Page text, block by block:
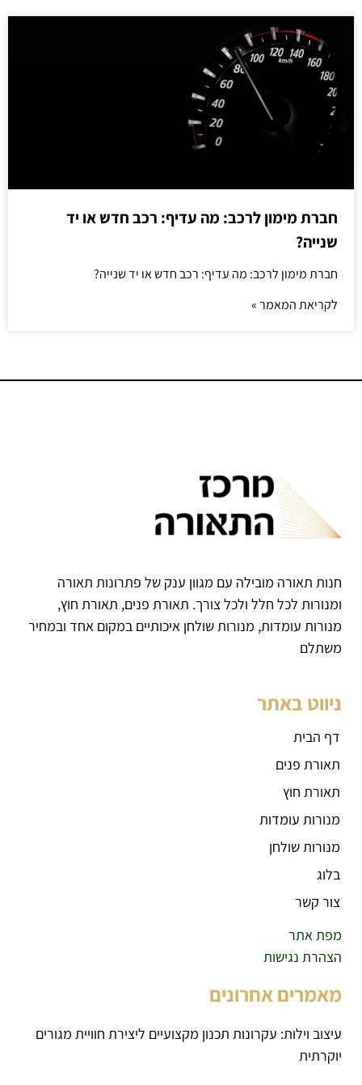
חברת מימון לרכב: מה עדיף: רכב חדש או יד
שנייה?
חברת מימון לרכב: מה עדיף: רכב חדש או יד שנייה?
לקריאת המאמר »
חנות תאורה מובילה עם מגוון ענק של פתרונות תאורה
ומנורות לכל חלל ולכל צורך. תאורת פנים, תאורת חוץ,
מנורות עומדות, מנורות שולחן איכותיים במקום אחד ובמחיר
משתלם
ניווט באתר
דף הבית
תאורת פנים
תאורת חוץ
מנורות עומדות
מנורות שולחן
בלוג
צור קשר
מפת אתר
הצהרת נגישות
מאמרים אחרונים
עיצוב וילות: עקרונות תכנון מקצועיים ליצירת חוויית מגורים
יוקרתית